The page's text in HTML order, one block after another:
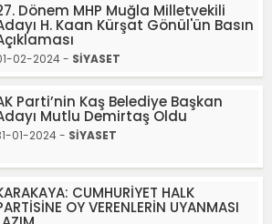
Dönem MHP Muğla Milletvekili
H. Kaan Kürşat Gönül'ün Basın
02-2024 - SİYASET
Parti’nin Kaş Belediye Başkan
Mutlu Demirtaş Oldu
01-2024 - SİYASET
CUMHURİYET HALK
OY VERENLERİN UYANMASI